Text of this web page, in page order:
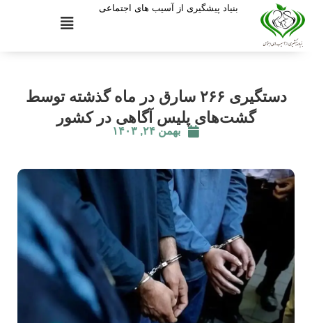
بنیاد پیشگیری از آسیب های اجتماعی
دستگیری ۲۶۶ سارق در ماه گذشته توسط
گشت‌های پلیس آگاهی در کشور
بهمن ۲۴, ۱۴۰۳